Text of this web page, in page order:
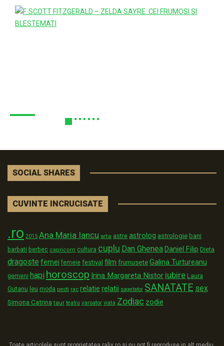
SOCIAL SHARES
CUVINTE INCRUCISATE
.ro 2015 Ana Maria Iancu arta astre astrolog astrologie bani
barbati berbec capricorn cultura cuplu Dan GheneaDaniel Filip Dieta
dragoste femei femeie festival film frumusete Galina Turtureanu
gemeni hapi horoscop Irina Margareta Nistor iubire Laura
Gutanu leu moda pesti rac relatie relatii sagetator SANATATE sex
Simona Catrina taur teatru varsator viata Zodiac zodie